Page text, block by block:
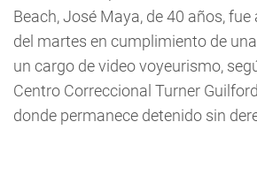
Beach, José Maya, de 40 años,
del martes en cumplimiento de
un cargo de video voyeurismo,
Centro Correccional Turner
donde permanece detenido sin